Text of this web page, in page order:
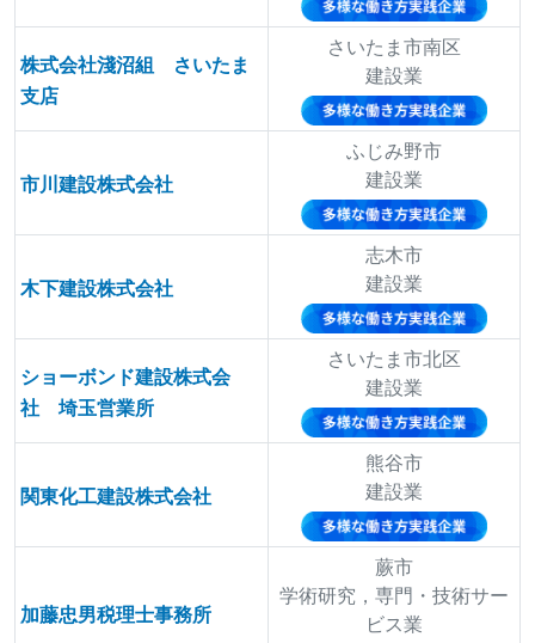
株式会社淺沼組 さいたま
支店
さいたま市南区
建設業
市川建設株式会社
ふじみ野市
建設業
木下建設株式会社
志木市
建設業
ショーボンド建設株式会
社 埼玉営業所
さいたま市北区
建設業
関東化工建設株式会社
熊谷市
建設業
加藤忠男税理士事務所
蕨市
学術研究，専門・技術サー
ビス業